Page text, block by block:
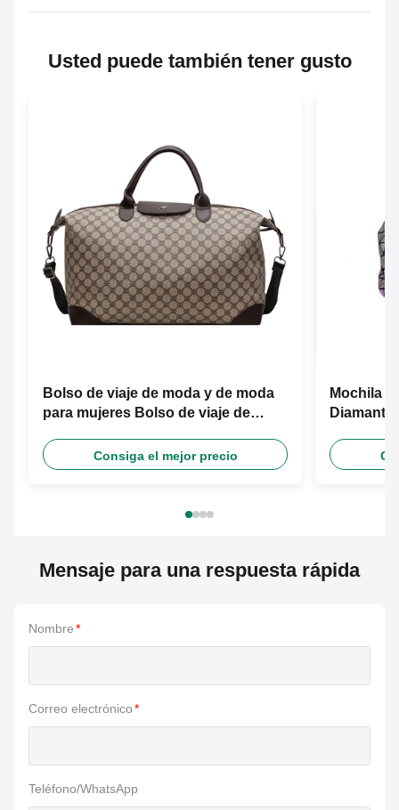
Usted puede también tener gusto
Bolso de viaje de moda y de moda
para mujeres Bolso de viaje de
Consiga el mejor precio
Mochila
Mensaje para una respuesta rápida
Nombre*
Correo electrónico*
Teléfono/WhatsApp